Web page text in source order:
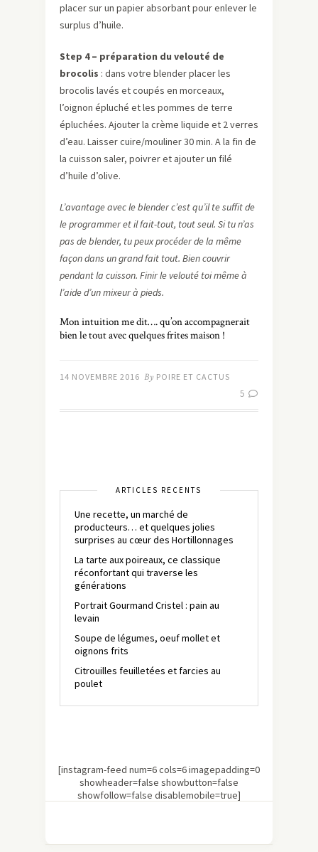
placer sur un papier absorbant pour enlever le
surplus d’huile.
Step 4 – préparation du velouté de
brocolis : dans votre blender placer les
brocolis lavés et coupés en morceaux,
l’oignon épluché et les pommes de terre
épluchées. Ajouter la crème liquide et 2 verres
d’eau. Laisser cuire/mouliner 30 min. A la fin de
la cuisson saler, poivrer et ajouter un filé
d’huile d’olive.
L’avantage avec le blender c’est qu’il te suffit de
le programmer et il fait-tout, tout seul. Si tu n’as
pas de blender, tu peux procéder de la même
façon dans un grand fait tout. Bien couvrir
pendant la cuisson. Finir le velouté toi même à
l’aide d’un mixeur à pieds.
Mon intuition me dit…. qu’on accompagnerait
bien le tout avec quelques frites maison !
14 NOVEMBRE 2016 By POIRE ET CACTUS
5
ARTICLES RÉCENTS
Une recette, un marché de
producteurs… et quelques jolies
surprises au cœur des Hortillonnages
La tarte aux poireaux, ce classique
réconfortant qui traverse les
générations
Portrait Gourmand Cristel : pain au
levain
Soupe de légumes, oeuf mollet et
oignons frits
Citrouilles feuilletées et farcies au
poulet
[instagram-feed num=6 cols=6 imagepadding=0
showheader=false showbutton=false
showfollow=false disablemobile=true]